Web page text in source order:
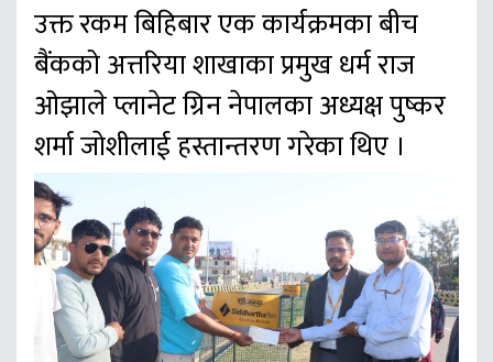
उक्त रकम बिहिबार एक कार्यक्रमका बीच
बैंकको अत्तरिया शाखाका प्रमुख धर्म राज
ओझाले प्लानेट ग्रिन नेपालका अध्यक्ष पुष्कर
शर्मा जाेशीलाई हस्तान्तरण गरेका थिए ।